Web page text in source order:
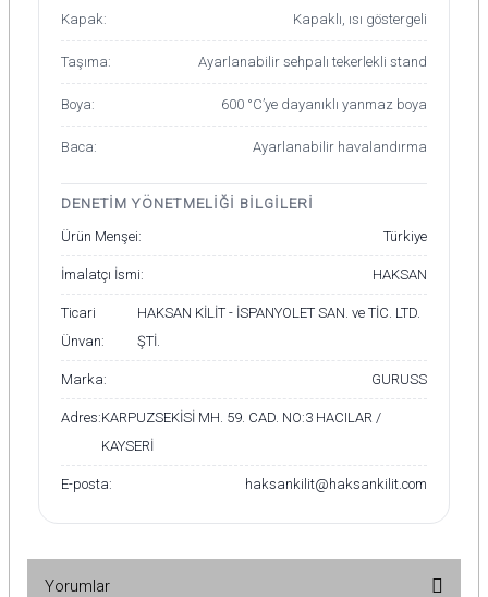
Kapak: Kapaklı, ısı göstergeli
Taşıma: Ayarlanabilir sehpalı tekerlekli stand
Boya: 600 °C’ye dayanıklı yanmaz boya
Baca: Ayarlanabilir havalandırma
DENETİM YÖNETMELIĞI BİLGİLERİ
Ürün Menşei:
Türkiye
İmalatçı İsmi: HAKSAN
Ticari
Ünvan:
HAKSAN KİLİT - İSPANYOLET SAN. ve TİC. LTD.
ŞTİ.
Marka: GURUSS
Adres:KARPUZSEKİSİ MH. 59. CAD. NO:3 HACILAR /
KAYSERİ
E-posta: haksankilit@haksankilit.com
Yorumlar